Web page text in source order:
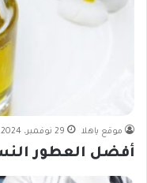
موقع ياهلا 29 نوفمبر، 2024
أفضل العطور